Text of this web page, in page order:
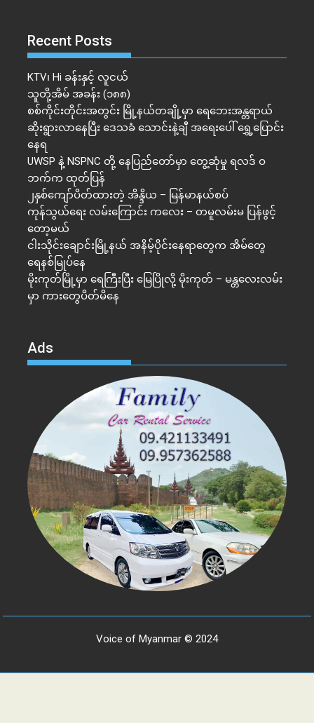
Recent Posts
KTV၊ Hi ခန်းနှင့် လူငယ်
သူတို့အိမ် အခန်း (၁၈၈)
စစ်ကိုင်းတိုင်းအတွင်း မြို့နယ်တချို့မှာ ရေဘေးအန္တရာယ်
ဆိုးရွားလာနေပြီး ဒေသခံ သောင်းနဲ့ချီ အရေးပေါ် ရွှေ့ပြောင်း
နေရ
UWSP နဲ့ NSPNC တို့ နေပြည်တော်မှာ တွေ့ဆုံမှု ရလဒ် ဝ
ဘက်က ထုတ်ပြန်
၂နှစ်​ကျော်ပိတ်ထားတဲ့ အိန္ဒိယ – မြန်မာနယ်စပ်
ကုန်သွယ်ရေး လမ်းကြောင်း ကလေး – တမူလမ်းမ ပြန်ဖွင့်
တော့မယ်
ငါးသိုင်းချောင်းမြို့နယ် အနိမ့်ပိုင်းနေရာတွေက အိမ်​တွေ
ရေနစ်မြုပ်နေ
မိုးကုတ်မြို့မှာ ရေကြီးပြီး မြေပြိုလို့ မိုးကုတ် – မန္တလေးလမ်း
မှာ ကားတွေပိတ်မိနေ
Ads
Voice of Myanmar © 2024